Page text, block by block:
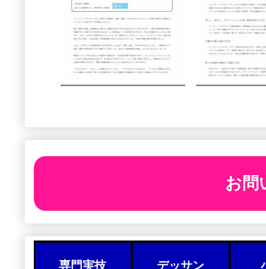
お問
専門実技 デッサン